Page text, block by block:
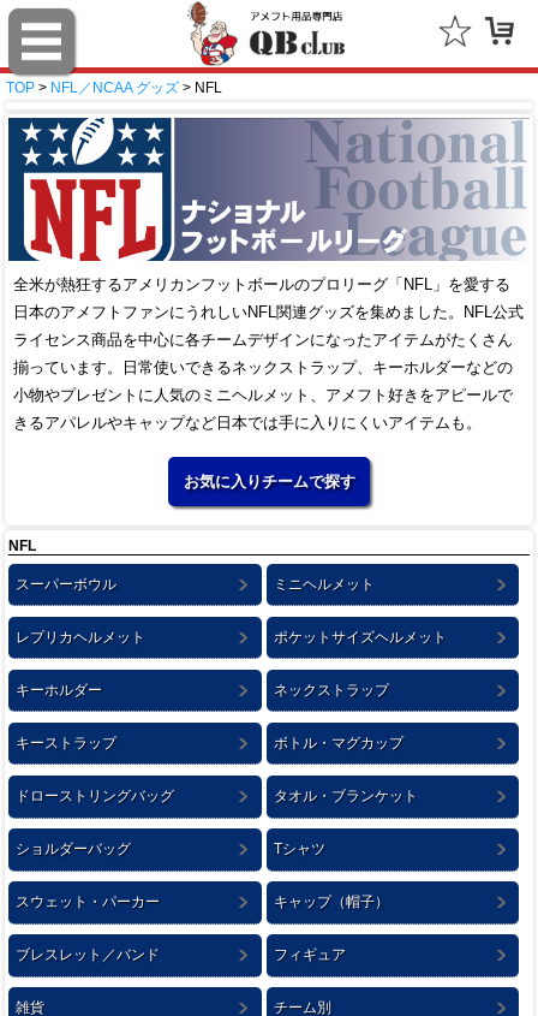
TOP > NFL／NCAA グッズ > NFL
全米が熱狂するアメリカンフットボールのプロリーグ「NFL」を愛する
日本のアメフトファンにうれしいNFL関連グッズを集めました。NFL公式
ライセンス商品を中心に各チームデザインになったアイテムがたくさん
揃っています。日常使いできるネックストラップ、キーホルダーなどの
小物やプレゼントに人気のミニヘルメット、アメフト好きをアピールで
きるアパレルやキャップなど日本では手に入りにくいアイテムも。
お気に入りチームで探す
NFL
スーパーボウル ミニヘルメット
レプリカヘルメット ポケットサイズヘルメット
キーホルダー ネックストラップ
キーストラップ ボトル・マグカップ
ドローストリングバッグ タオル・ブランケット
ショルダーバッグ Tシャツ
スウェット・パーカー キャップ（帽子）
ブレスレット／バンド フィギュア
雑貨 チーム別